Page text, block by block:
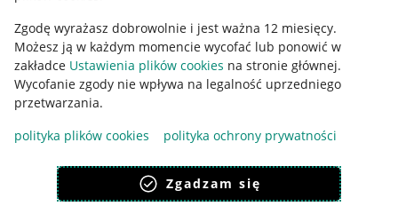
Zgodę wyrażasz dobrowolnie i jest ważna 12 miesięcy.
Możesz ją w każdym momencie wycofać lub ponowić w
zakładce Ustawienia plików cookies na stronie głównej.
Wycofanie zgody nie wpływa na legalność uprzedniego
przetwarzania.
polityka plików cookies
polityka ochrony prywatności
Zgadzam się
Pobierz aplikację